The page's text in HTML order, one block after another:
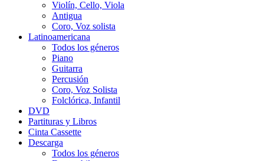
Violín, Cello, Viola
Antigua
Coro, Voz solista
Latinoamericana
Todos los géneros
Piano
Guitarra
Percusión
Coro, Voz Solista
Folclórica, Infantil
DVD
Partituras y Libros
Cinta Cassette
Descarga
Todos los géneros